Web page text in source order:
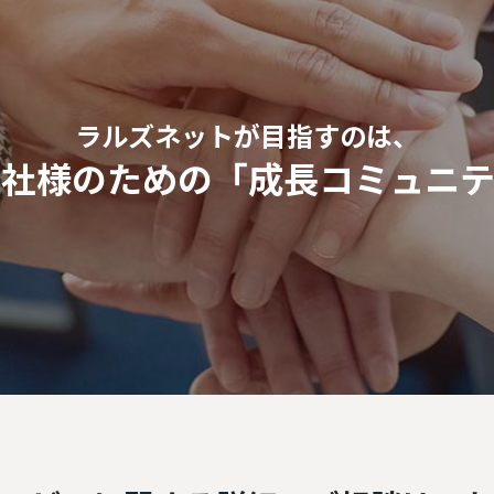
ラルズネットが目指すのは、
様のための 「成長コミュニ